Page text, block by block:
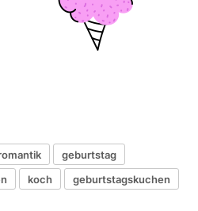
geburtstag
koch
geburtstagskuchen